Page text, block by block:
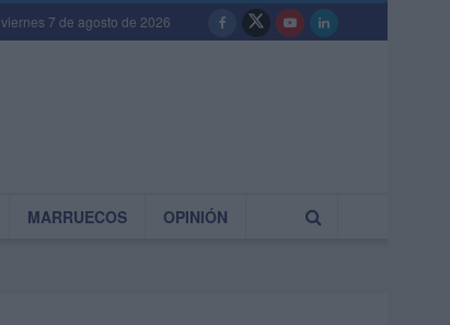
viernes 7 de agosto de 2026
MARRUECOS OPINIÓN